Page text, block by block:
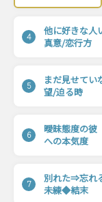
4
他に好きな人
真意/恋行方
5
まだ見せてい
望/迫る時
6
曖昧態度の彼
への本気度
7
別れた⇒忘れ
未練◆結末